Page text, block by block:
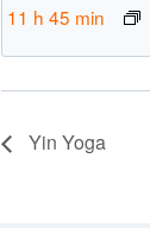
11 h 45 min
Yin Yoga